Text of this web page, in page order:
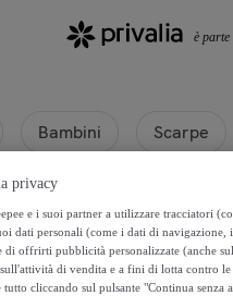
Bambini Scarpe
privacy
e i suoi partner a utilizzare tracciatori
dati personali (come i dati di
offrirti pubblicità personalizzate (anche
di vendita e a fini di lotta contro
cliccando sul pulsante "Continua senza